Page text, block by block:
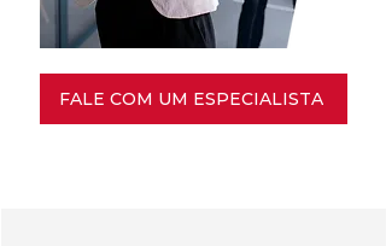
FALE COM UM ESPECIALISTA